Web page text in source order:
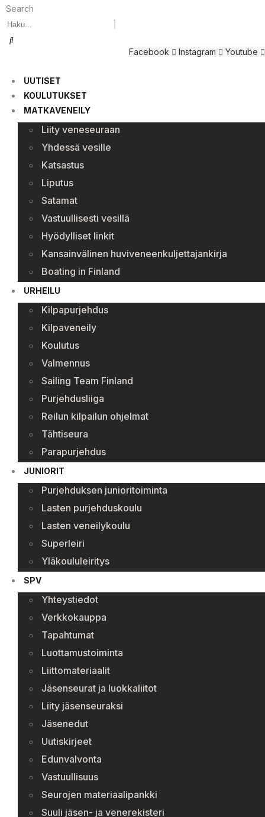
Search
Facebook Instagram Youtube
UUTISET
KOULUTUKSET
MATKAVENEILY
Liity veneseuraan
Yhdessä vesille
Katsastus
Liputus
Satamat
Vastuullisesti vesillä
Hyödylliset linkit
Kansainvälinen huviveneenkuljettajankirja
Boating in Finland
URHEILU
Kilpapurjehdus
Kilpaveneily
Koulutus
Valmennus
Sailing Team Finland
Purjehdusliiga
Reilun kilpailun ohjelmat
Tähtiseura
Parapurjehdus
JUNIORIT
Purjehduksen junioritoiminta
Lasten purjehduskoulu
Lasten veneilykoulu
Superleiri
Yläkoululeiritys
SPV
Yhteystiedot
Verkkokauppa
Tapahtumat
Luottamustoiminta
Liittomateriaalit
Jäsenseurat ja luokkaliitot
Liity jäsenseuraksi
Jäsenedut
Uutiskirjeet
Edunvalvonta
Vastuullisuus
Seurojen materiaalipankki
Suuli jäsen- ja venerekisteri